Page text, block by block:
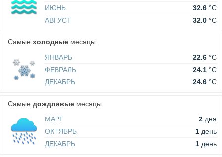
ИЮНЬ
32.6 °C
АВГУСТ
32.0 °C
Самые холодные месяцы:
ЯНВАРЬ
22.6 °C
ФЕВРАЛЬ
24.1 °C
ДЕКАБРЬ
24.6 °C
Самые дождливые месяцы:
МАРТ
2 дня
ОКТЯБРЬ
1 день
ДЕКАБРЬ
1 день